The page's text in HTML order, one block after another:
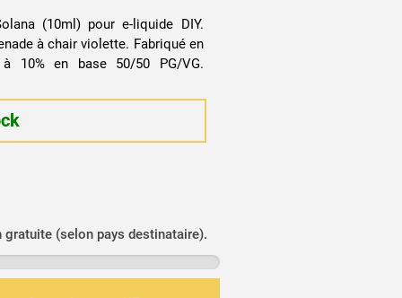
(10ml) pour e-liquide DIY.
à chair violette. Fabriqué en
10% en base 50/50 PG/VG.
(selon pays destinataire).